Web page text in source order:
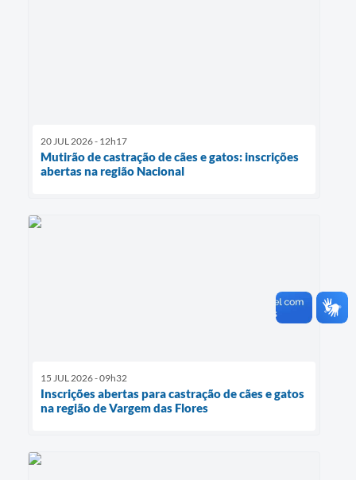
20 JUL 2026 - 12h17
Mutirão de castração de cães e gatos: inscrições
abertas na região Nacional
15 JUL 2026 - 09h32
Inscrições abertas para castração de cães e gatos
na região de Vargem das Flores